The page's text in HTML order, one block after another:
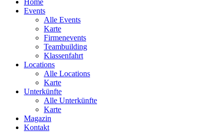
Events
Alle Events
Karte
Firmenevents
Teambuilding
Klassenfahrt
Locations
Alle Locations
Karte
Unterkünfte
Alle Unterkünfte
Karte
Magazin
Kontakt